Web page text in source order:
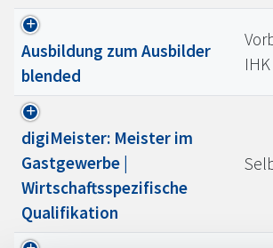
Ausbildung zum Ausbilder
blended
IHK
digiMeister: Meister im
Gastgewerbe |
Wirtschaftsspezifische
Qualifikation